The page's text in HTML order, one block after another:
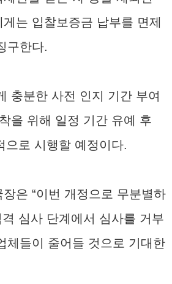
는 입찰보증금 납부를 면제
구한다.
충분한 사전 인지 기간 부여
을 위해 일정 기간 유예 후
으로 시행할 예정이다.
은 “이번 개정으로 무분별하
심사 단계에서 심사를 거부
체들이 줄어들 것으로 기대한